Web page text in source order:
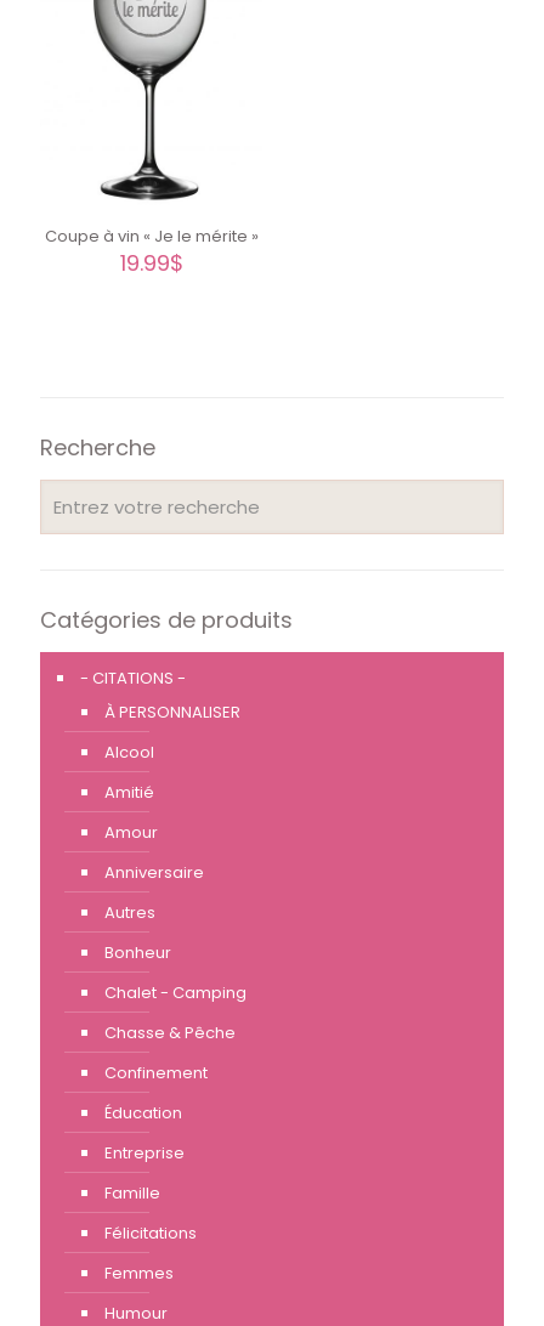
Coupe à vin « Je le mérite »
19.99$
Recherche
Catégories de produits
- CITATIONS -
À PERSONNALISER
Alcool
Amitié
Amour
Anniversaire
Autres
Bonheur
Chalet - Camping
Chasse & Pêche
Confinement
Éducation
Entreprise
Famille
Félicitations
Femmes
Humour